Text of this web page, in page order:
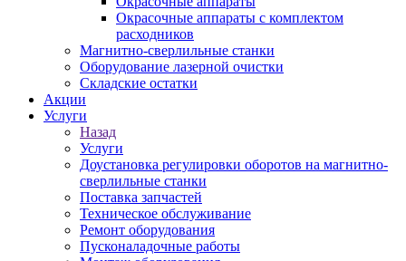
Окрасочные аппараты с комплектом
расходников
Магнитно-сверлильные станки
Оборудование лазерной очистки
Складские остатки
Акции
Услуги
Назад
Услуги
Доустановка регулировки оборотов на магнитно-
сверлильные станки
Поставка запчастей
Техническое обслуживание
Ремонт оборудования
Пусконаладочные работы